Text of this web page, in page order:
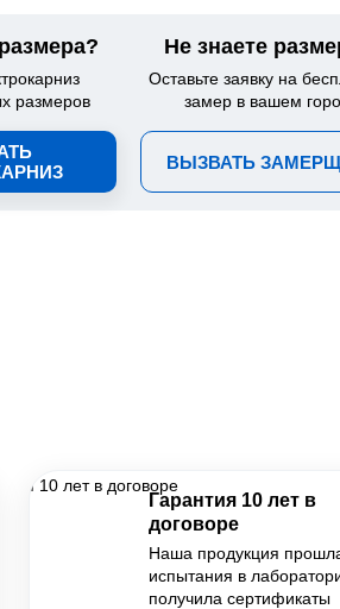
размеров
Не знаете
Оставьте заявку на
замер в вашем
ВЫЗВАТЬ
Гарантия 10 лет в
договоре
Наша продукция
испытания в
получила сертификаты